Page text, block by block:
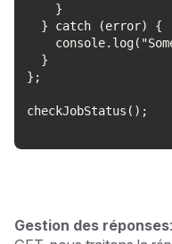
    }
  } catch (error) {
  }
};
checkJobStatus();
Gestion des réponses